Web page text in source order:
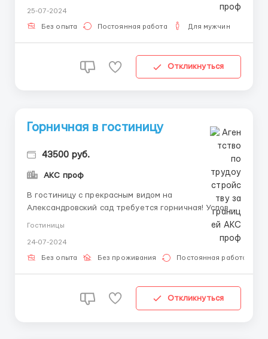
карту любого банка или наличными -
Рассматриваем даже с минимальным опытом
25-07-2024
Без опыта Постоянная работа Для мужчин
Откликнуться
Горничная в гостиницу
43500 руб.
АКС проф
В гостиницу с прекрасным видом на
Александровский сад требуется горничная! Условия:
Трудоуствойство официально или по договору -
Заработная плата ЕЖЕНЕДЕЛЬНО или 2 раза в месяц
Гостиницы
24-07-2024
Без опыта Без проживания Постоянная работа
Откликнуться